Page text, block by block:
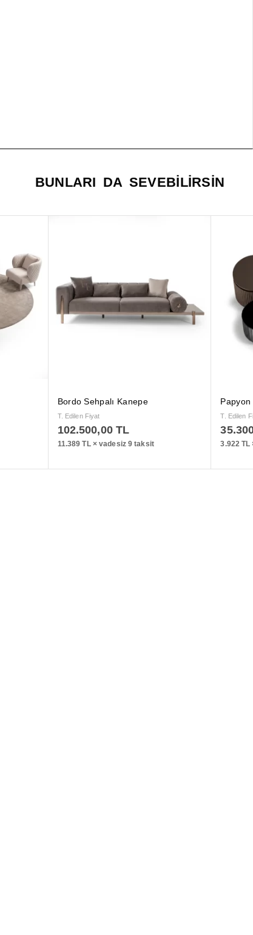
BUNLARI DA SEVEBILIRSIN
Bordo Sehpalı Kanepe
T. Edilen Fiyat
102.500,00TL
11.389 TL × vadesiz 9 taksit
Papyon
T. Edilen
3.922